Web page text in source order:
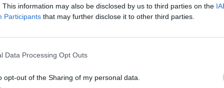
This information may also be disclosed by us to third parties on the
Participants that may further disclose it to other third parties.
Data Processing Opt Outs
opt-out of the Sharing of my personal data.
με τη jazz, με παραδοσιακές μουσικές και με την
όργανο. Έχει παρακολουθήσει jazz master classes στην
Οθωμανικού, Βουλγάρικου τραγουδιού, Flamenco και
φωνητικούς κύκλους.
Ελλάδα και στο εξωτερικό. Είναι η δημιουργός και η lead